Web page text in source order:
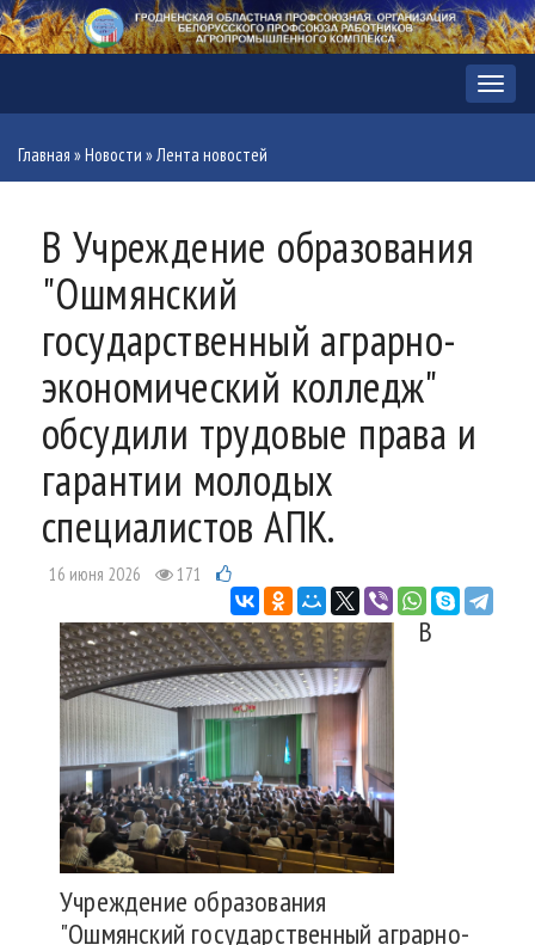
Меню
Главная »Новости »Лента новостей
В Учреждение образования
"Ошмянский
государственный аграрно-
экономический колледж"
обсудили трудовые права и
гарантии молодых
специалистов АПК.
16 июня 2026 171
В
Учреждение образования
"Ошмянский государственный аграрно-